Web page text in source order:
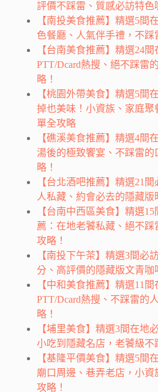
評價不踩雷、質感必訪特色
【南投美食推薦】精選5間
色餐廳、人氣伴手禮，不踩
【台南美食推薦】精選24間
PTT/Dcard熱搜、絕不踩雷
略！
【桃園外帶美食】精選5間
掉也美味！小資族、家庭聚
單全攻略
【礁溪美食推薦】精選4間
湯後的極致饗宴、不踩雷的
略！
【台北酒吧推薦】精選21
人私藏、約會必去的隱藏版
【台南中西區美食】精選
薦：在地老饕私藏、絕不踩
攻略！
【南投下午茶】精選3間必
分、高評價的隱藏版文青咖
【中和美食推薦】精選11間
PTT/Dcard熱搜、不踩雷的
略！
【埔里美食】精選3間在地
小吃到隱藏名店，老饕級不
【基隆平價美食】精選5間
廟口周邊、巷弄老店，小資
攻略！